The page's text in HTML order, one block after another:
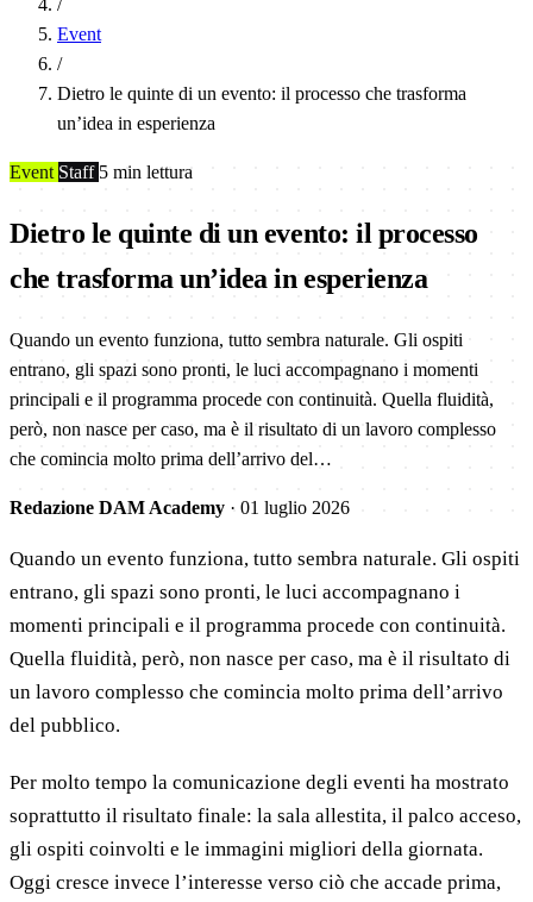
/
Event
/
Dietro le quinte di un evento: il processo che trasforma
un’idea in esperienza
Event Staff 5 min lettura
Dietro le quinte di un evento: il processo
che trasforma un’idea in esperienza
Quando un evento funziona, tutto sembra naturale. Gli ospiti
entrano, gli spazi sono pronti, le luci accompagnano i momenti
principali e il programma procede con continuità. Quella fluidità,
però, non nasce per caso, ma è il risultato di un lavoro complesso
che comincia molto prima dell’arrivo del…
Redazione DAM Academy · 01 luglio 2026
Quando un evento funziona, tutto sembra naturale. Gli ospiti
entrano, gli spazi sono pronti, le luci accompagnano i
momenti principali e il programma procede con continuità.
Quella fluidità, però, non nasce per caso, ma è il risultato di
un lavoro complesso che comincia molto prima dell’arrivo
del pubblico.
Per molto tempo la comunicazione degli eventi ha mostrato
soprattutto il risultato finale: la sala allestita, il palco acceso,
gli ospiti coinvolti e le immagini migliori della giornata.
Oggi cresce invece l’interesse verso ciò che accade prima,